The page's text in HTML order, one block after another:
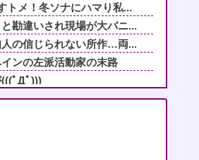
トメ！冬ソナにハマり私...
勘違いされ現場が大パニ...
人の信じられない所作…両...
ンの左派活動家の末路
(((ﾟДﾟ)))
したドラレコが（ノ∇`...
達員消滅＆ポストに不...
そ」を借りたのね